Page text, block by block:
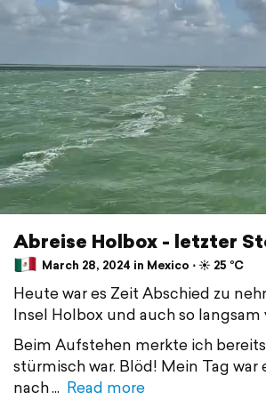
Abreise Holbox - letzter
March 28, 2024 in Mexico ⋅ ☀️ 25 °C
Heute war es Zeit Abschied zu
Insel Holbox und auch so langsam
Beim Aufstehen merkte ich
stürmisch war. Blöd! Mein Tag war
nach
Read more